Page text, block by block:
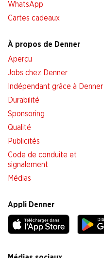
WhatsApp
Cartes cadeaux
À propos de Denner
Aperçu
Jobs chez Denner
Indépendant grâce à Denner
Durabilité
Sponsoring
Qualité
Publicités
Code de conduite et
signalement
Médias
Appli Denner